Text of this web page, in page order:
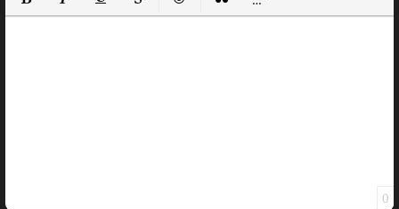
Полужирный
КурсивПодчеркнутый
ЗачеркнутыйВставить смайлик
Вставка цитаты
Вставка спойлера
0